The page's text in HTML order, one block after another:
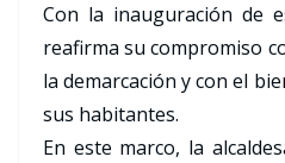
Con la inauguración de
reafirma su compromiso
la demarcación y con el
sus habitantes.
En este marco, la